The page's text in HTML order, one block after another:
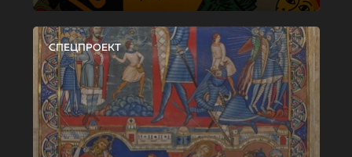
СПЕЦПРОЕКТ